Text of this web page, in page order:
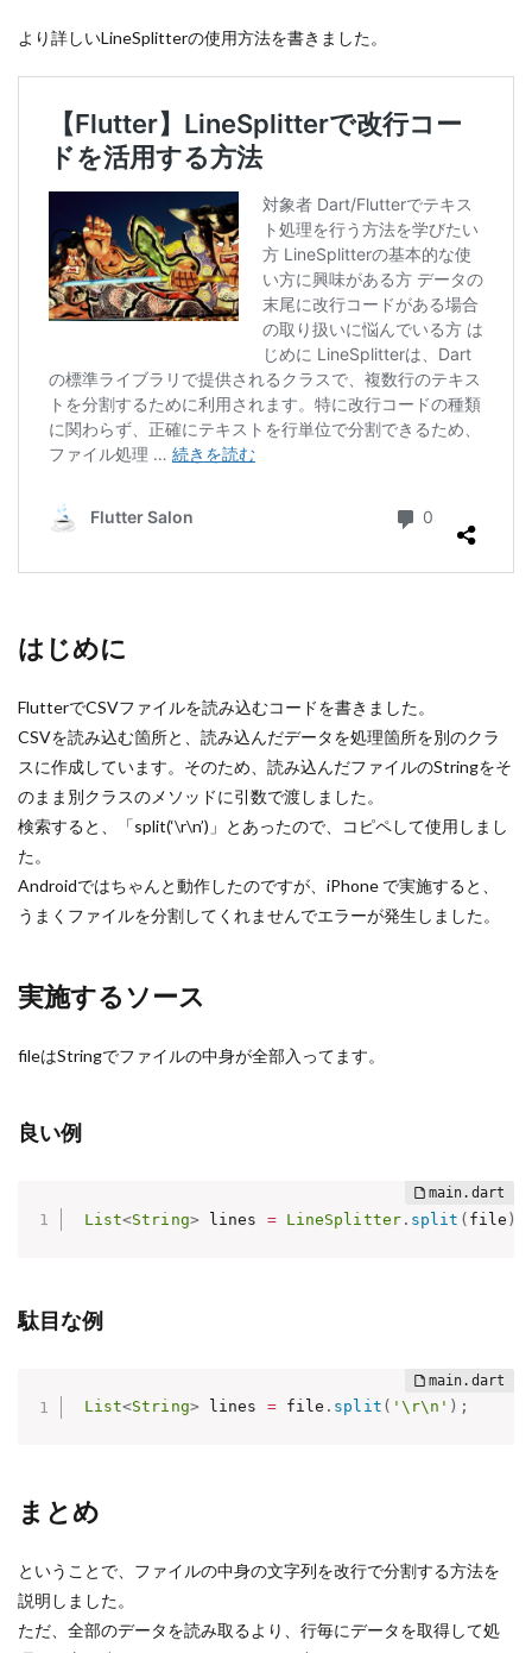
より詳しいLineSplitterの使用方法を書きました。
はじめに
FlutterでCSVファイルを読み込むコードを書きました。
CSVを読み込む箇所と、読み込んだデータを処理箇所を別のクラ
スに作成しています。そのため、読み込んだファイルのStringをそ
のまま別クラスのメソッドに引数で渡しました。
検索すると、「split(‘\r\n’)」とあったので、コピペして使用しまし
た。
Androidではちゃんと動作したのですが、iPhone で実施すると、
うまくファイルを分割してくれませんでエラーが発生しました。
実施するソース
fileはStringでファイルの中身が全部入ってます。
良い例
List<String> lines = LineSplitter. split ( file )
駄目な例
List<String> lines = file . split ( '\r\n' ) ;
まとめ
ということで、ファイルの中身の文字列を改行で分割する方法を
説明しました。
ただ、全部のデータを読み取るより、行毎にデータを取得して処